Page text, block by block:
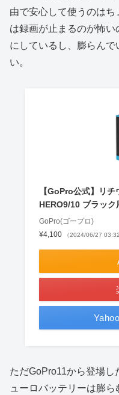
由で安心して使うのは
は録画が止まるのが怖い
にしているし、膨らん
い。
【GoPro公式】リ
HERO9/10 ブラック
GoPro(ゴープロ)
¥4,100
（2024/06/27
ただGoPro11から登場
ューロバッテリーは膨